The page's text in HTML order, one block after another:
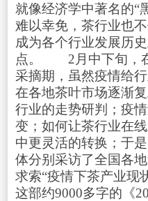
就像经济学中著名的“
难以幸免，茶行业也
成为各个行业发展历
点。 2月中下旬，在
采摘期，虽然疫情给
在各地茶叶市场逐渐
行业的走势研判；疫
变；如何让茶行业在
中更灵活的转换；于
体分别采访了全国各
求索“疫情下茶产业现
这部约9000多字的《